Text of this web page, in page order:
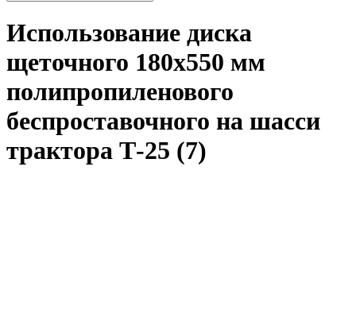
Использование диска
щеточного 180х550 мм
полипропиленового
беспроставочного на шасси
трактора Т-25 (7)